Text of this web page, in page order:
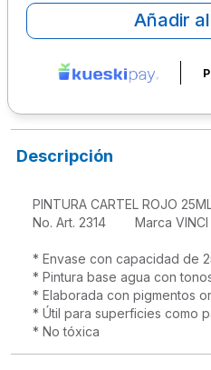
Añadir
Descripción
PINTURA CARTEL ROJO 25ML
No. Art. 2314        Marca VINCI
* Envase con capacidad de
* Pintura base agua con
* Elaborada con pigmentos
* Útil para superficies como
* No tóxica